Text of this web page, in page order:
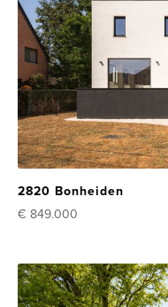
2820 Bonheiden
€ 849.000